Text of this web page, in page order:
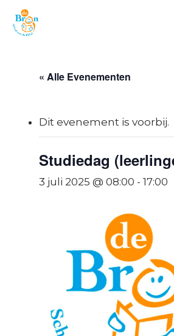
main
« Alle Evenementen
Dit evenement is voorbij.
Studiedag
3 juli 2025 @ 08:00 - 17:00